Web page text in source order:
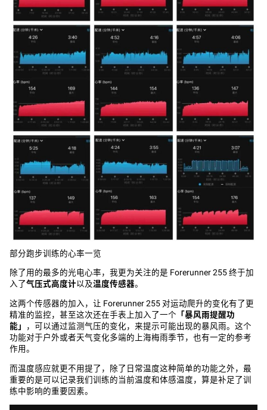
部分跑步训练的心率一览
除了用的最多的光电心率，我更为关注的是 Forerunner 255 终于加
入了气压式高度计以及温度传感器。
这两个传感器的加入，让 Forerunner 255 对运动爬升的变化有了更
精准的监控，甚至这次还在手表上加入了一个 「暴风雨提醒功
能」
，可以通过监测气压的变化，来提示可能出现的暴风雨。这个
功能对于户外或者天气变化多端的上海梅雨季节，也有一定的参考
作用。
而温度感应就更不用提了，除了日常温度这种简单的功能之外，最
重要的是可以记录我们训练的当前温度和体感温度，算是补足了训
练中影响的重要因素。